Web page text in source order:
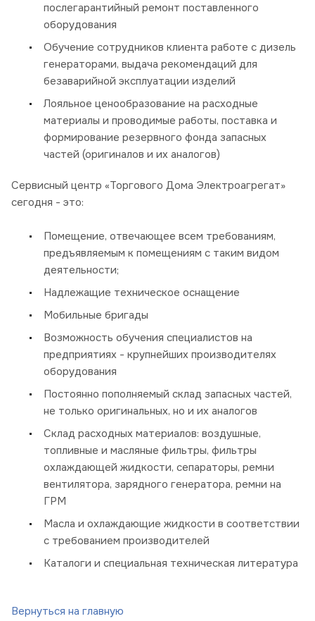
послегарантийный ремонт поставленного
оборудования
Обучение сотрудников клиента работе с дизель
генераторами, выдача рекомендаций для
безаварийной эксплуатации изделий
Лояльное ценообразование на расходные
материалы и проводимые работы, поставка и
формирование резервного фонда запасных
частей (оригиналов и их аналогов)
Сервисный центр «Торгового Дома Электроагрегат»
сегодня - это:
Помещение, отвечающее всем требованиям,
предъявляемым к помещениям с таким видом
деятельности;
Надлежащие техническое оснащение
Мобильные бригады
Возможность обучения специалистов на
предприятиях - крупнейших производителях
оборудования
Постоянно пополняемый склад запасных частей,
не только оригинальных, но и их аналогов
Склад расходных материалов: воздушные,
топливные и масляные фильтры, фильтры
охлаждающей жидкости, сепараторы, ремни
вентилятора, зарядного генератора, ремни на
ГРМ
Масла и охлаждающие жидкости в соответствии
с требованием производителей
Каталоги и специальная техническая литература
Вернуться на главную